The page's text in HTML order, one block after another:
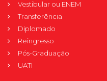
Vestibular ou ENEM
Transferência
Diplomado
Reingresso
Pós-Graduação
UATI